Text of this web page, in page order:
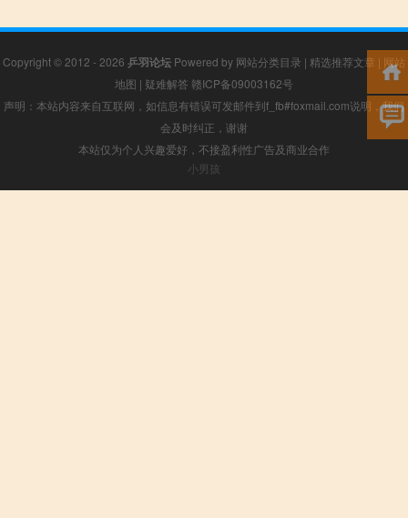
Copyright © 2012 - 2026 乒羽论坛 Powered by 网站分类目录 | 精选推荐文章 | 网站
地图 | 疑难解答 赣ICP备09003162号
声明：本站内容来自互联网，如信息有错误可发邮件到f_fb#foxmail.com说明，我们
会及时纠正，谢谢
本站仅为个人兴趣爱好，不接盈利性广告及商业合作
小男孩